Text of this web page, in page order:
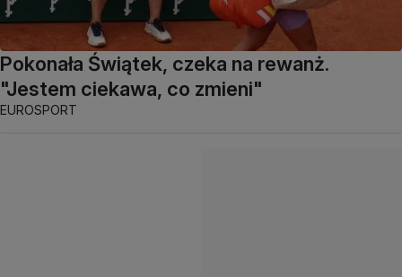
Pokonała Świątek, czeka na rewanż.
"Jestem ciekawa, co zmieni"
EUROSPORT